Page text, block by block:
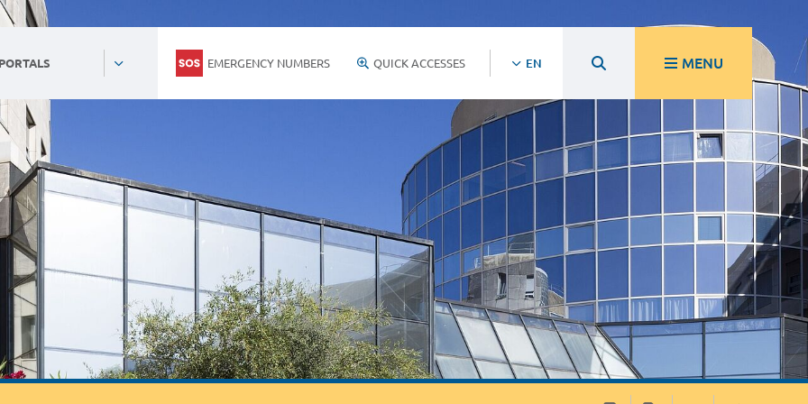
EMERGENCY NUMBERS QUICK ACCESSES EN MENU